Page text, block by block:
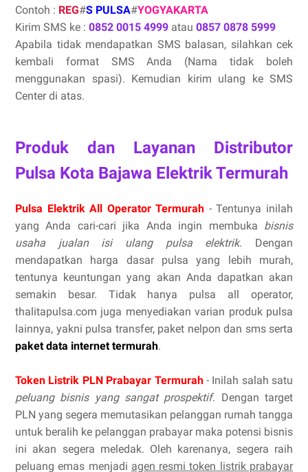
Contoh : REG#S PULSA#YOGYAKARTA
Kirim SMS ke : 0852 0015 4999 atau 0857 0878 5999
Apabila tidak mendapatkan SMS balasan, silahkan cek
kembali format SMS Anda (Nama tidak boleh
menggunakan spasi). Kemudian kirim ulang ke SMS
Center di atas.
Produk dan Layanan Distributor
Pulsa Kota Bajawa Elektrik Termurah
Pulsa Elektrik All Operator Termurah - Tentunya inilah
yang Anda cari-cari jika Anda ingin membuka bisnis
usaha jualan isi ulang pulsa elektrik. Dengan
mendapatkan harga dasar pulsa yang lebih murah,
tentunya keuntungan yang akan Anda dapatkan akan
semakin besar. Tidak hanya pulsa all operator,
thalitapulsa.com juga menyediakan varian produk pulsa
lainnya, yakni pulsa transfer, paket nelpon dan sms serta
paket data internet termurah.
Token Listrik PLN Prabayar Termurah- Inilah salah satu
peluang bisnis yang sangat prospektif. Dengan target
PLN yang segera memutasikan pelanggan rumah tangga
untuk beralih ke pelanggan prabayar maka potensi bisnis
ini akan segera meledak. Oleh karenanya, segera raih
peluang emas menjadi agen resmi token listrik prabayar